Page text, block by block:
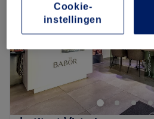
Zaterdag
Zondag
KIKI's Beauty Salon in
de essentie van de oosterse en
schoonheidsindustrie, en is
mysterie van huidmanagement.
de salon weer verlaten!
Cookie-
instellingen